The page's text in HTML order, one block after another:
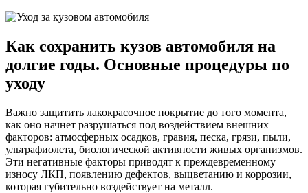
Как сохранить кузов автомобиля на
долгие годы. Основные процедуры по
уходу
Важно защитить лакокрасочное покрытие до того момента,
как оно начнет разрушаться под воздействием внешних
факторов: атмосферных осадков, гравия, песка, грязи, пыли,
ультрафиолета, биологической активности живых организмов.
Эти негативные факторы приводят к преждевременному
износу ЛКП, появлению дефектов, выцветанию и коррозии,
которая губительно воздействует на металл.